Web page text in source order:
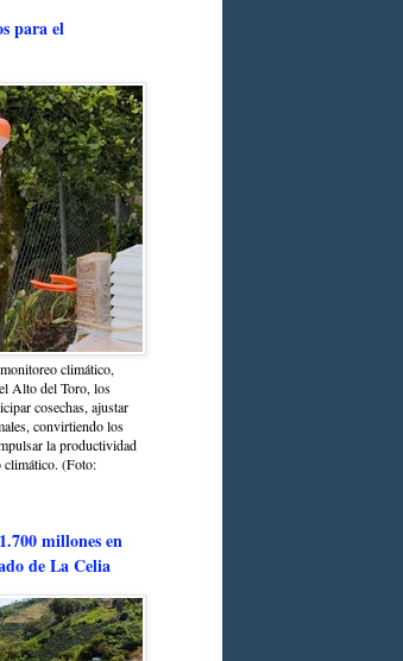
para el
climático,
Alto del Toro, los
cosechas, ajustar
convirtiendo los
la productividad
climático. (Foto:
millones en
de La Celia